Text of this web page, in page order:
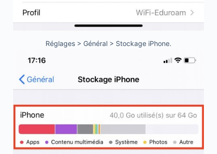
Réglages > Général > Stockage iPhone.